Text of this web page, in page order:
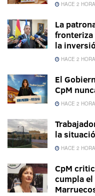
HACE 2
La
fronteriza
la
HACE 2
El
CpM
HACE 2
la
HACE 2
CpM
cumpla el